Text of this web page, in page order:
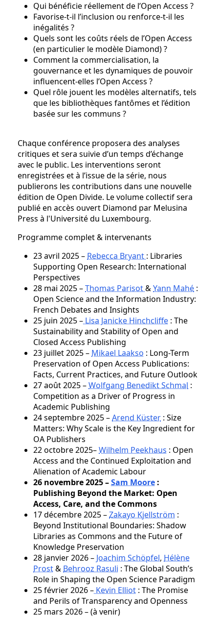
Qui bénéficie réellement de l’Open Access ?
Favorise-t-il l’inclusion ou renforce-t-il les
inégalités ?
Quels sont les coûts réels de l’Open Access
(en particulier le modèle Diamond) ?
Comment la commercialisation, la
gouvernance et les dynamiques de pouvoir
influencent-elles l’Open Access ?
Quel rôle jouent les modèles alternatifs, tels
que les bibliothèques fantômes et l’édition
basée sur les communs ?
Chaque conférence proposera des analyses
critiques et sera suivie d’un temps d’échange
avec le public. Les interventions seront
enregistrées et à l’issue de la série, nous
publierons les contributions dans une nouvelle
édition de Open Divide. Le volume collectif sera
publié en accès ouvert Diamond par Melusina
Press à l'Université du Luxembourg.
Programme complet & intervenants
23 avril 2025 – Rebecca Bryant : Libraries
Supporting Open Research: International
Perspectives
28 mai 2025 –Thomas Parisot&Yann Mahé :
Open Science and the Information Industry:
French Debates and Insights
25 juin 2025 – Lisa Janicke Hinchcliffe : The
Sustainability and Stability of Open and
Closed Access Publishing
23 juillet 2025 – Mikael Laakso : Long-Term
Preservation of Open Access Publications:
Facts, Current Practices, and Future Outlook
27 août 2025 –Wolfgang Benedikt Schmal :
Competition as a Driver of Progress in
Academic Publishing
24 septembre 2025 –Arend Küster : Size
Matters: Why Scale is the Key Ingredient for
OA Publishers
22 octobre 2025–Wilhelm Peekhaus : Open
Access and the Continued Exploitation and
Alienation of Academic Labour
26 novembre 2025 –Sam Moore :
Publishing Beyond the Market: Open
Access, Care, and the Commons
17 décembre 2025 –Zakayo Kjellström :
Beyond Institutional Boundaries: Shadow
Libraries as Commons and the Future of
Knowledge Preservation
28 janvier 2026 – Joachim Schöpfel, Hélène
Prost& Behrooz Rasuli : The Global South’s
Role in Shaping the Open Science Paradigm
25 février 2026 – Kevin Elliot : The Promise
and Perils of Transparency and Openness
25 mars 2026 – (à venir)